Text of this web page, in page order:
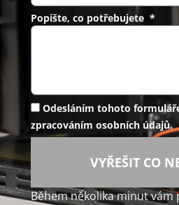
Popište, co potřebujete *
Odesláním tohoto
zpracováním osobních údajů.
VYŘEŠIT CO
Během několika minut vám